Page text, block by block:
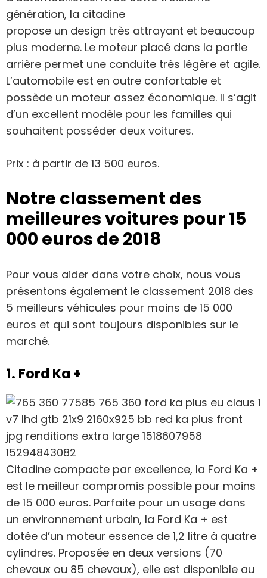
génération, la citadine
propose un design très attrayant et beaucoup
plus moderne. Le moteur placé dans la partie
arrière permet une conduite très légère et agile.
L’automobile est en outre confortable et
possède un moteur assez économique. Il s’agit
d’un excellent modèle pour les familles qui
souhaitent posséder deux voitures.
Prix : à partir de 13 500 euros.
Notre classement des
meilleures voitures pour 15
000 euros de 2018
Pour vous aider dans votre choix, nous vous
présentons également le classement 2018 des
5 meilleurs véhicules pour moins de 15 000
euros et qui sont toujours disponibles sur le
marché.
1. Ford Ka +
Citadine compacte par excellence, la Ford Ka +
est le meilleur compromis possible pour moins
de 15 000 euros. Parfaite pour un usage dans
un environnement urbain, la Ford Ka + est
dotée d’un moteur essence de 1,2 litre à quatre
cylindres. Proposée en deux versions (70
chevaux ou 85 chevaux), elle est disponible au